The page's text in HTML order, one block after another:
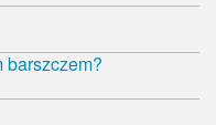
barszczem?